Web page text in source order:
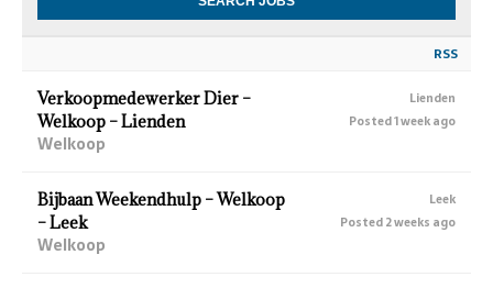
RSS
Verkoopmedewerker Dier –
Welkoop – Lienden
Welkoop
Lienden
Posted 1 week ago
Bijbaan Weekendhulp – Welkoop
– Leek
Welkoop
Leek
Posted 2 weeks ago